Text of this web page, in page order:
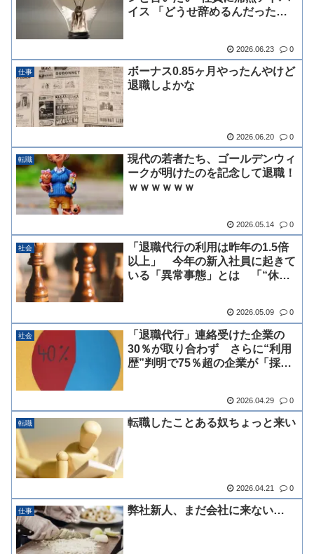
イス 「どうせ辞めるんだった
2026.06.23 0
仕事
ボーナス0.85ヶ月やったんやけど
退職しよかな
2026.06.20 0
転職
現代の若者たち、ゴールデンウィ
ークが明けたのを記念して退職！
ｗｗｗｗｗｗ
2026.05.14 0
社会
「退職代行の利用は昨年の1.5倍
以上」 今年の新入社員に起きて
いる「異常事態」とは 「“休憩
2026.05.09 0
社会
「退職代行」連絡受けた企業の
30％が取り合わず さらに“利用
歴”判明で75％超の企業が「採用
2026.04.29 0
転職 転職したことある奴ちょっと来い
2026.04.21 0
仕事 弊社新人、まだ会社に来ない…